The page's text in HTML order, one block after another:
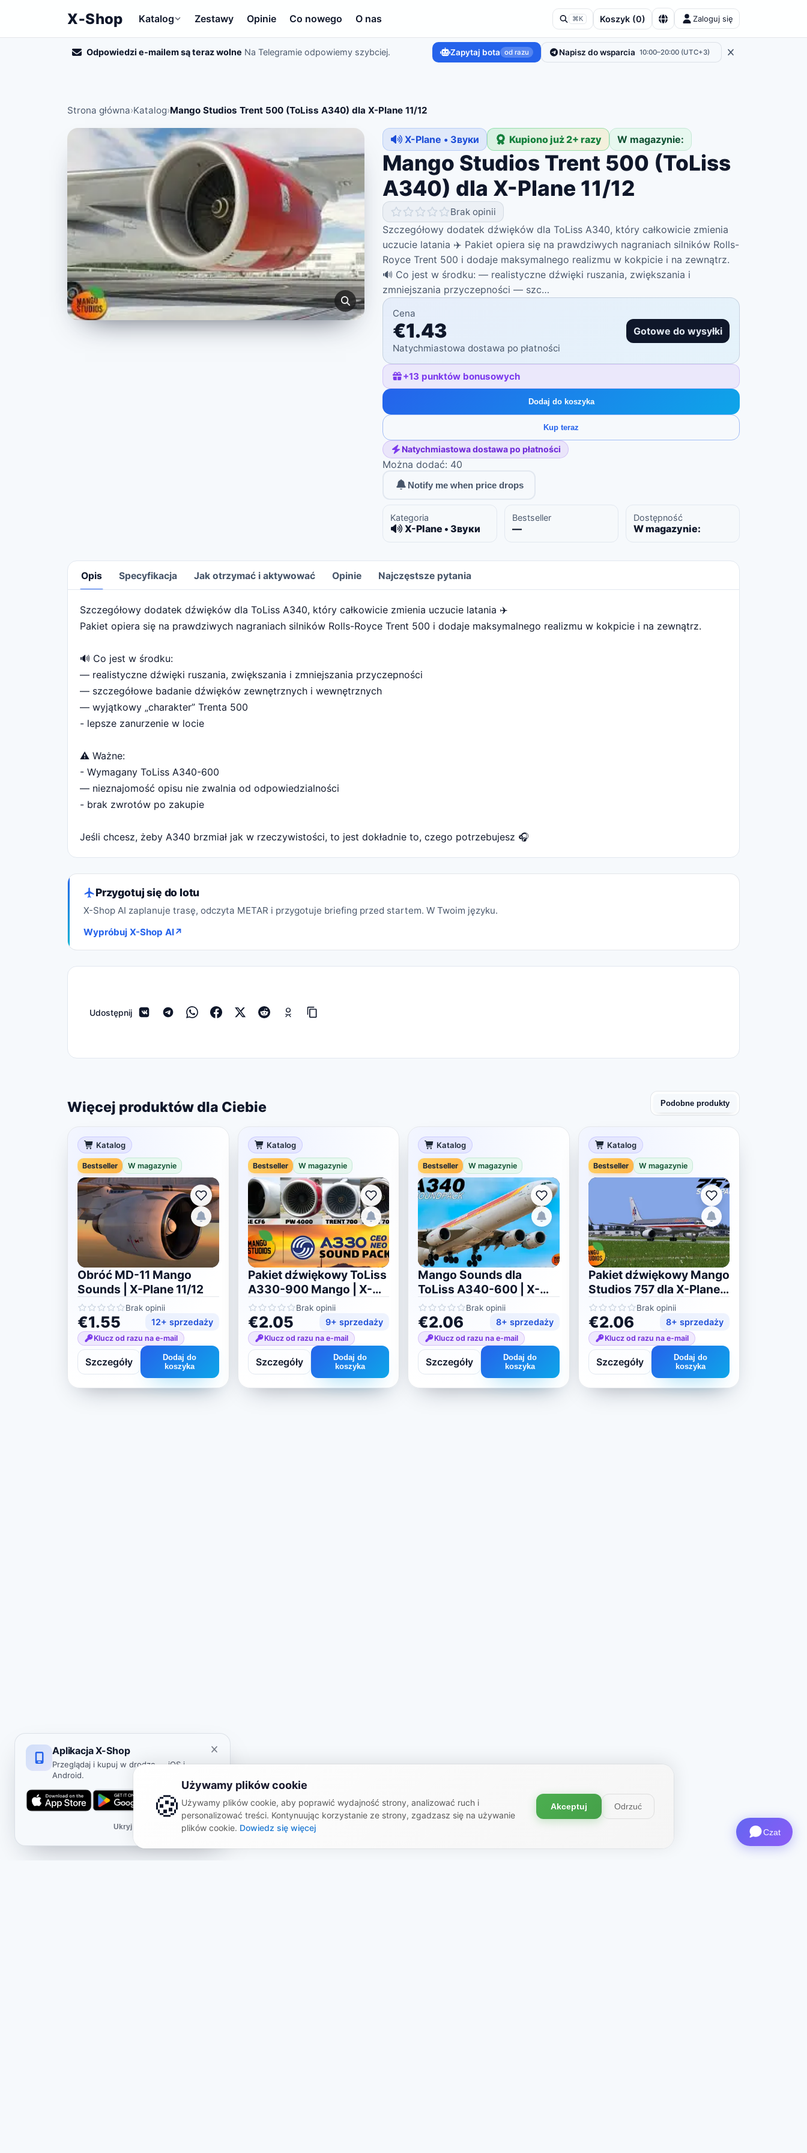
X‑Shop Katalog Zestawy Opinie Co nowego O nas ⌘K Koszyk (0) Zaloguj się
Odpowiedzi e-mailem są teraz wolne Na Telegramie odpowiemy szybciej. Zapytaj bota od razu Napisz do wsparcia 10:00–20:00 (UTC+3)
Strona główna›Katalog›Mango Studios Trent 500 (ToLiss A340) dla X-Plane 11/12
X-Plane • Звуки Kupiono już 2+ razy W magazynie:
Mango Studios Trent 500 (ToLiss
A340) dla X-Plane 11/12
Brak opinii
Szczegółowy dodatek dźwięków dla ToLiss A340, który całkowicie zmienia
uczucie latania ✈️ Pakiet opiera się na prawdziwych nagraniach silników Rolls-
Royce Trent 500 i dodaje maksymalnego realizmu w kokpicie i na zewnątrz.
🔊 Co jest w środku: — realistyczne dźwięki ruszania, zwiększania i
zmniejszania przyczepności — szc…
Cena
€1.43
Natychmiastowa dostawa po płatności
Gotowe do wysyłki
+13 punktów bonusowych
Dodaj do koszyka
Kup teraz
Natychmiastowa dostawa po płatności
Można dodać: 40
Notify me when price drops
Kategoria
X-Plane • Звуки
Bestseller
—
Dostępność
W magazynie:
Opis Specyfikacja Jak otrzymać i aktywować Opinie Najczęstsze pytania
Opis
Szczegółowy dodatek dźwięków dla ToLiss A340, który całkowicie zmienia uczucie latania ✈️
Pakiet opiera się na prawdziwych nagraniach silników Rolls-Royce Trent 500 i dodaje maksymalnego realizmu w kokpicie i na zewnątrz.
🔊 Co jest w środku:
— realistyczne dźwięki ruszania, zwiększania i zmniejszania przyczepności
— szczegółowe badanie dźwięków zewnętrznych i wewnętrznych
— wyjątkowy „charakter” Trenta 500
- lepsze zanurzenie w locie
⚠️ Ważne:
- Wymagany ToLiss A340-600
— nieznajomość opisu nie zwalnia od odpowiedzialności
- brak zwrotów po zakupie
Jeśli chcesz, żeby A340 brzmiał jak w rzeczywistości, to jest dokładnie to, czego potrzebujesz 🎧
Przygotuj się do lotu
X-Shop AI zaplanuje trasę, odczyta METAR i przygotuje briefing przed startem. W Twoim języku.
Wypróbuj X-Shop AI↗
Udostępnij
Więcej produktów dla Ciebie Podobne produkty
Katalog
Bestseller W magazynie
Obróć MD-11 Mango
Sounds | X-Plane 11/12
Brak opinii
€1.55 12+ sprzedaży
Klucz od razu na e-mail
Szczegóły
Dodaj do
koszyka
Katalog
Bestseller W magazynie
Pakiet dźwiękowy ToLiss
A330-900 Mango | X-
Plane 11/12Brak opinii
€2.05 9+ sprzedaży
Klucz od razu na e-mail
Szczegóły
Dodaj do
koszyka
Katalog
Bestseller W magazynie
Mango Sounds dla
ToLiss A340-600 | X-
Plane 11/12Brak opinii
€2.06 8+ sprzedaży
Klucz od razu na e-mail
Szczegóły
Dodaj do
koszyka
Katalog
Bestseller W magazynie
Pakiet dźwiękowy Mango
Studios 757 dla X-Plane
11/12
Brak opinii
€2.06 8+ sprzedaży
Klucz od razu na e-mail
Szczegóły
Dodaj do
koszyka
Czat
Aplikacja X-Shop
Przeglądaj i kupuj w drodze — iOS i
Android.
Ukryj
🍪
Używamy plików cookie
Używamy plików cookie, aby poprawić wydajność strony, analizować ruch i
personalizować treści. Kontynuując korzystanie ze strony, zgadzasz się na używanie
plików cookie. Dowiedz się więcej
Akceptuj Odrzuć